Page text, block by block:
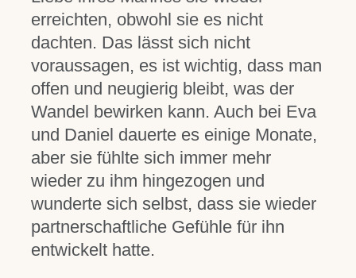
erreichten, obwohl sie es nicht
dachten. Das lässt sich nicht
voraussagen, es ist wichtig, dass man
offen und neugierig bleibt, was der
Wandel bewirken kann. Auch bei Eva
und Daniel dauerte es einige Monate,
aber sie fühlte sich immer mehr
wieder zu ihm hingezogen und
wunderte sich selbst, dass sie wieder
partnerschaftliche Gefühle für ihn
entwickelt hatte.